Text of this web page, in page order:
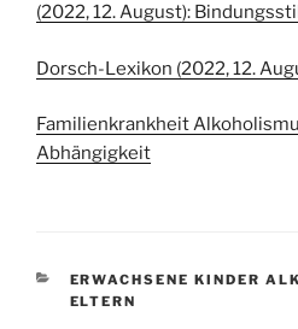
(2022, 12. August):
Dorsch-Lexikon (2022, 12.
Familienkrankheit
Abhängigkeit
KATEGORIEN
ERWACHSENE KINDER
ELTERN